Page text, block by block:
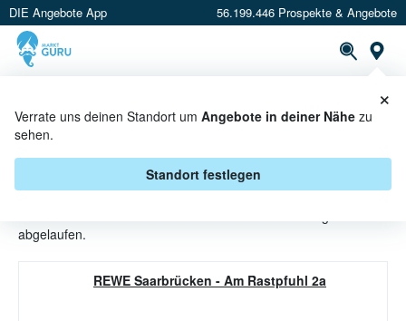
DIE Angebote App 56.199.446 Prospekte & Angebote
Verrate uns deinen Standort um Angebote in deiner Nähe zu
sehen.
Standort festlegen
×
TIEFKÜHLOBST ANGEBOTE &
AKTIONEN BEI REWE
abgelaufen.
REWE Saarbrücken - Am Rastpfuhl 2a